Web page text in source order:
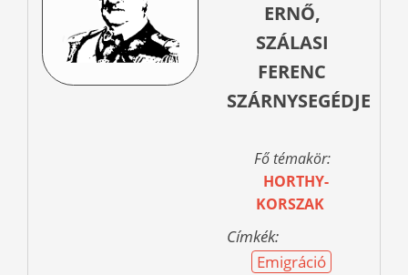
ERNŐ,
SZÁLASI
FERENC
SZÁRNYSEGÉDJE
Fő témakör:
HORTHY-
KORSZAK
Címkék:
Emigráció